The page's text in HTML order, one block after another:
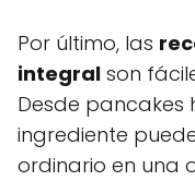
Por último, las
integral son
Desde pancakes
ingrediente
ordinario en una